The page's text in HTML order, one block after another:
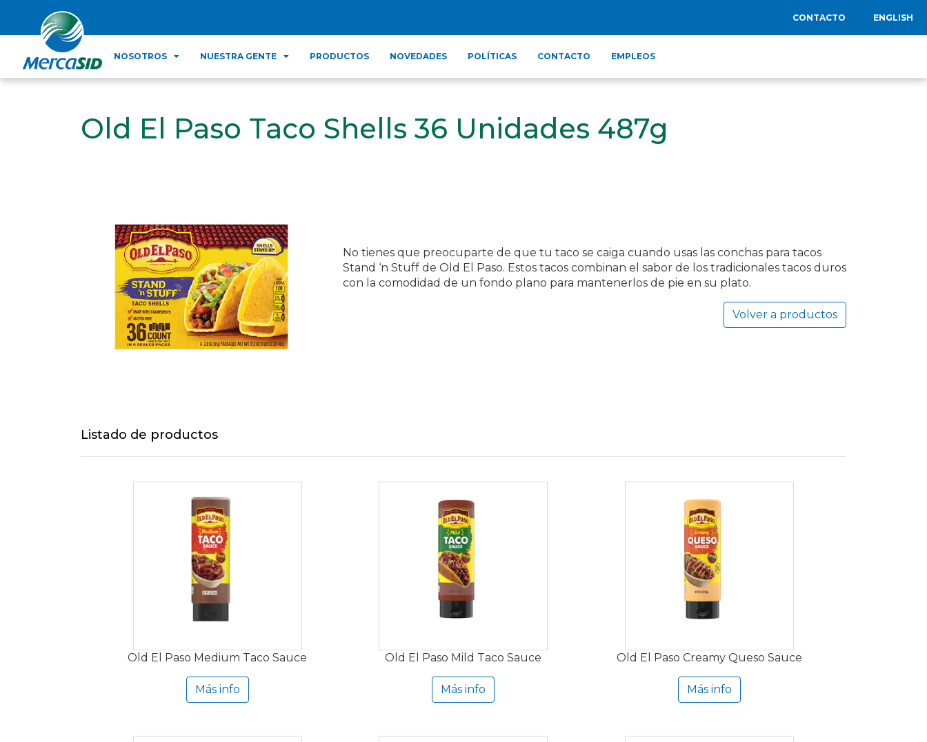
CONTACTO ENGLISH
NOSOTROS NUESTRA GENTE PRODUCTOS NOVEDADES POLÍTICAS CONTACTO EMPLEOS
Old El Paso Taco Shells 36 Unidades 487g
No tienes que preocuparte de que tu taco se caiga cuando usas las conchas para tacos
Stand ‘n Stuff de Old El Paso. Estos tacos combinan el sabor de los tradicionales tacos duros
con la comodidad de un fondo plano para mantenerlos de pie en su plato.
Volver a productos
Listado de productos
Old El Paso Medium Taco Sauce
Más info
Old El Paso Mild Taco Sauce
Más info
Old El Paso Creamy Queso Sauce
Más info